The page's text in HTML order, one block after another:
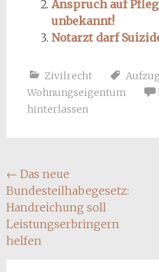
Anspruch auf
unbekannt!
Notarzt darf
Zivilrecht Aufzug
Wohnungseigentum
hinterlassen
Beitragsnavigation
← Das neue
Bundesteilhabegesetz:
Handreichung soll
Leistungserbringern
helfen